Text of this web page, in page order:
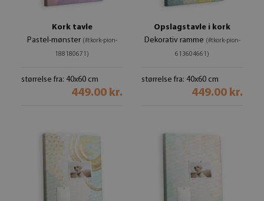
Kork tavle
Pastel-mønster (#tkork-pion-
188180671)
størrelse fra: 40x60 cm
449.00 kr.
Opslagstavle i kork
Dekorativ ramme (#tkork-pion-
613604661)
størrelse fra: 40x60 cm
449.00 kr.